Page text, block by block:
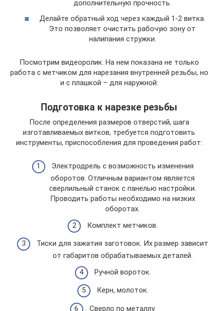
дополнительную прочность.
Делайте обратный ход через каждый 1-2 витка.
Это позволяет очистить рабочую зону от
налипания стружки.
Посмотрим видеоролик. На нем показана не только
работа с метчиком для нарезания внутренней резьбы, но
и с плашкой – для наружной:
Подготовка к нарезке резьбы
После определения размеров отверстий, шага
изготавливаемых витков, требуется подготовить
инструменты, приспособления для проведения работ:
Электродрель с возможность изменения
оборотов. Отличным вариантом является
сверлильный станок с панелью настройки.
Проводить работы необходимо на низких
оборотах.
Комплект метчиков.
Тиски для зажатия заготовок. Их размер зависит
от габаритов обрабатываемых деталей.
Ручной вороток.
Керн, молоток.
Сверло по металлу.